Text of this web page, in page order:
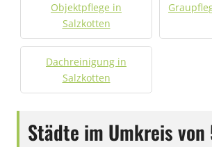
Objektpflege in
Salzkotten
Dachreinigung in
Salzkotten
Städte im Umkreis